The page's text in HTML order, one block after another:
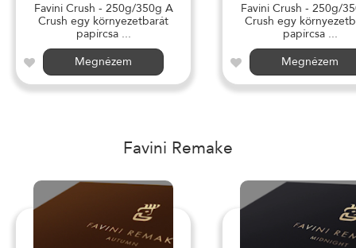
Favini Crush - 250g/350g A
Crush egy környezetbarát
papírcsa ...
Megnézem
Favini Crush - 250g/
Crush egy
papírcsa ...
Megnézem
Favini Remake